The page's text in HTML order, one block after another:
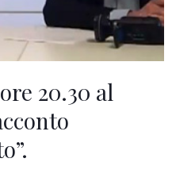
20.30 al